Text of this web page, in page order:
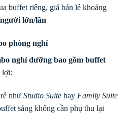
buffet riêng, giá bán lẻ khoảng
người lớn/lần
phòng nghỉ
nghỉ dưỡng bao gồm buffet
lợi:
như Studio Suitehay Family Suite
sáng không cần phụ thu lại